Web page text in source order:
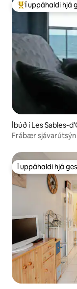
Í mestu uppáhaldi
Í uppáhaldi hjá
Íbúð í Les Sables-
Frábær
Í uppáhaldi hjá
Í uppáhaldi hjá